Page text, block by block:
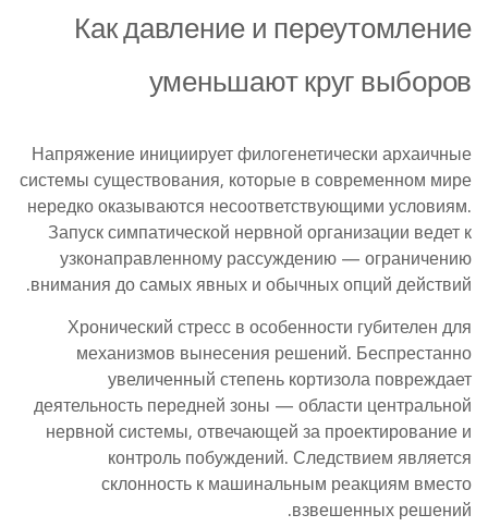
Как давление и переутомление
уменьшают круг выборов
Напряжение инициирует филогенетически архаичные
системы существования, которые в современном мире
нередко оказываются несоответствующими условиям.
Запуск симпатической нервной организации ведет к
узконаправленному рассуждению — ограничению
внимания до самых явных и обычных опций действий.
Хронический стресс в особенности губителен для
механизмов вынесения решений. Беспрестанно
увеличенный степень кортизола повреждает
деятельность передней зоны — области центральной
нервной системы, отвечающей за проектирование и
контроль побуждений. Следствием является
склонность к машинальным реакциям вместо
взвешенных решений.